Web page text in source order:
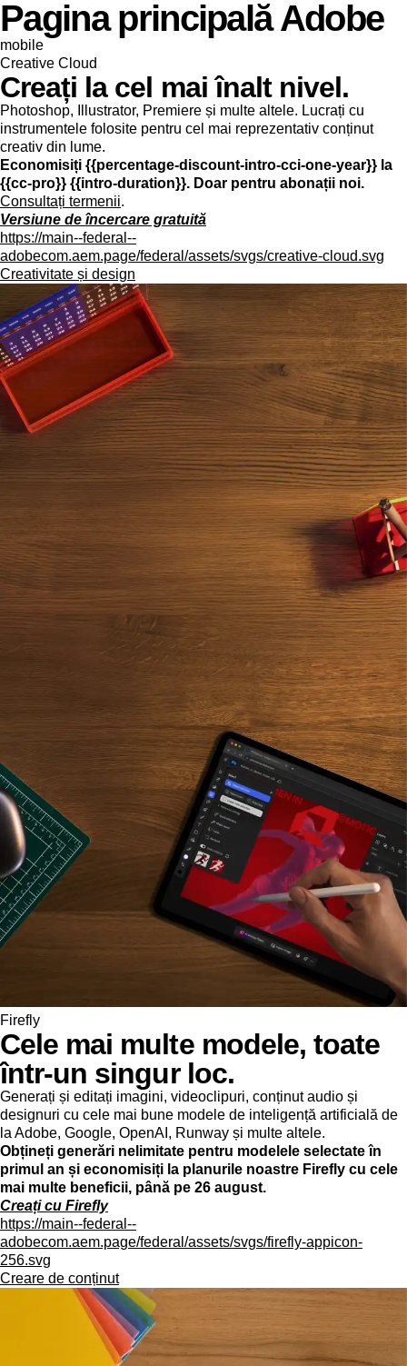
Pagina principală Adobe
mobile
Creative Cloud
Creați la cel mai înalt nivel.
Photoshop, Illustrator, Premiere și multe altele. Lucrați cu
instrumentele folosite pentru cel mai reprezentativ conținut
creativ din lume.
Economisiți {{percentage-discount-intro-cci-one-year}} la
{{cc-pro}} {{intro-duration}}. Doar pentru abonații noi.
Consultați termenii.
Versiune de încercare gratuită
https://main--federal--
adobecom.aem.page/federal/assets/svgs/creative-cloud.svg
Creativitate și design
Firefly
Cele mai multe modele, toate
într-un singur loc.
Generați și editați imagini, videoclipuri, conținut audio și
designuri cu cele mai bune modele de inteligență artificială de
la Adobe, Google, OpenAI, Runway și multe altele.
Obțineți generări nelimitate pentru modelele selectate în
primul an și economisiți la planurile noastre Firefly cu cele
mai multe beneficii, până pe 26 august.
Creați cu Firefly
https://main--federal--
adobecom.aem.page/federal/assets/svgs/firefly-appicon-
256.svg
Creare de conținut